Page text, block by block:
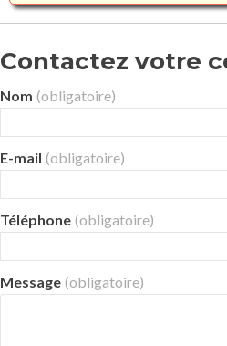
Contactez votre
Nom (obligatoire)
E-mail (obligatoire)
Téléphone (obligatoire)
Message (obligatoire)